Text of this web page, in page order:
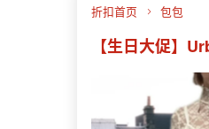
折扣首页 包包
【生日大促】